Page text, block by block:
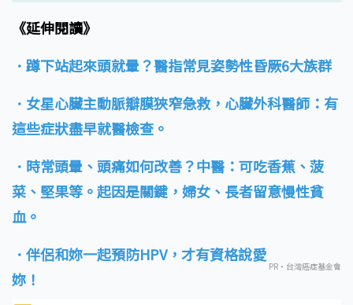
《延伸閱讀》
．蹲下站起來頭就暈？醫指常見姿勢性昏厥6大族群
．女星心臟主動脈瓣膜狹窄急救，心臟外科醫師：有
這些症狀盡早就醫檢查。
．時常頭暈、頭痛如何改善？中醫：可吃香蕉、菠
菜、堅果等。起因是關鍵，婦女、長者留意慢性貧
血。
．伴侶和妳一起預防HPV，才有資格說愛
妳！
PR・台灣癌症基金會